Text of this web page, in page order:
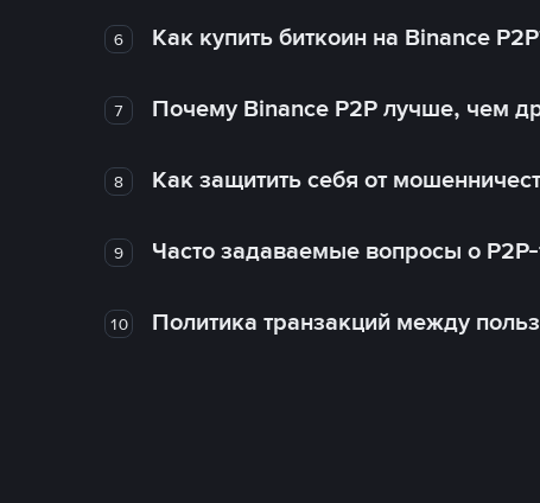
6 Как купить биткоин на Binance
7 Почему Binance P2P лучше, чем
8 Как защитить себя от
9 Часто задаваемые вопросы о
10 Политика транзакций между